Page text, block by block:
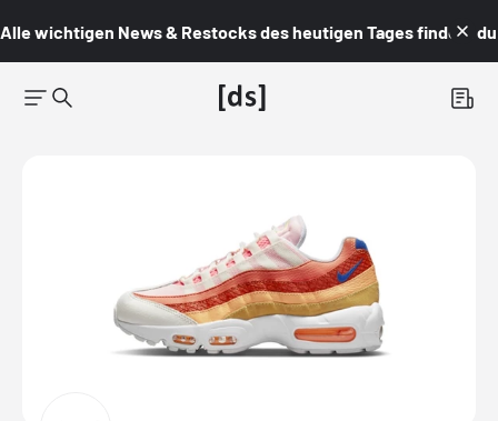
Alle wichtigen News & Restocks des heutigen Tages findest du